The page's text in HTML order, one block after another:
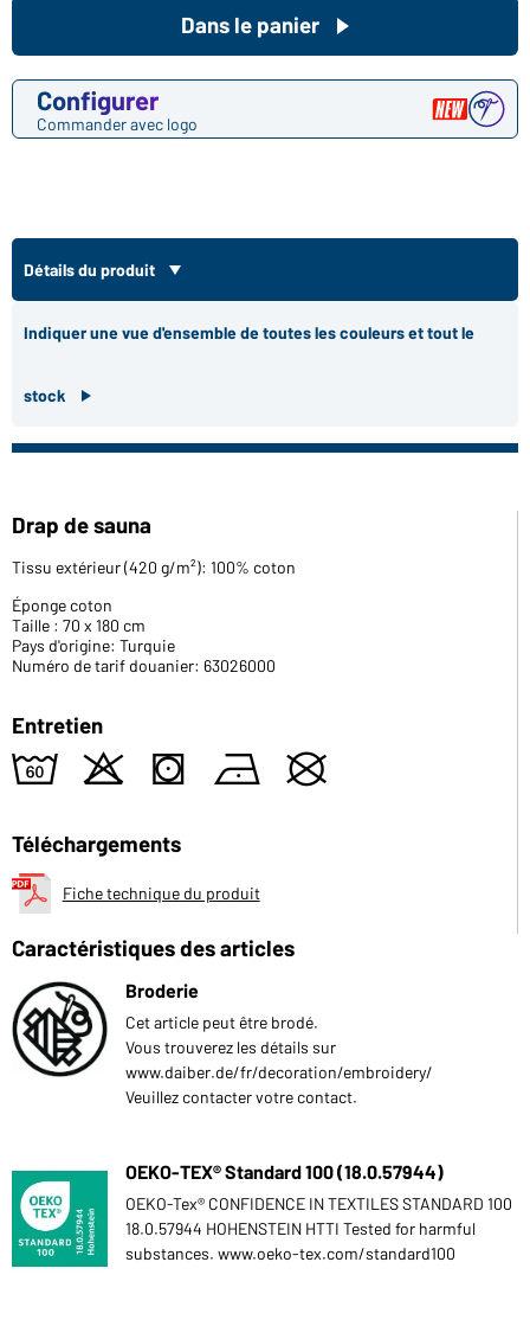
Configurer
Commander avec logo
Dans le panier
Détails du produit
Indiquer une vue d'ensemble de toutes les couleurs et tout le
stock
Drap de sauna
Tissu extérieur (420 g/m²): 100% coton
Éponge coton
Taille : 70 x 180 cm
Pays d'origine: Turquie
Numéro de tarif douanier: 63026000
Entretien
4 o s n U
Téléchargements
Fiche technique du produit
Caractéristiques des articles
Broderie
Cet article peut être brodé.
Vous trouverez les détails sur
www.daiber.de/fr/decoration/embroidery/
Veuillez contacter votre contact.
OEKO-TEX® Standard 100 (18.0.57944)
OEKO-Tex® CONFIDENCE IN TEXTILES STANDARD 100
18.0.57944 HOHENSTEIN HTTI Tested for harmful
substances. www.oeko-tex.com/standard100